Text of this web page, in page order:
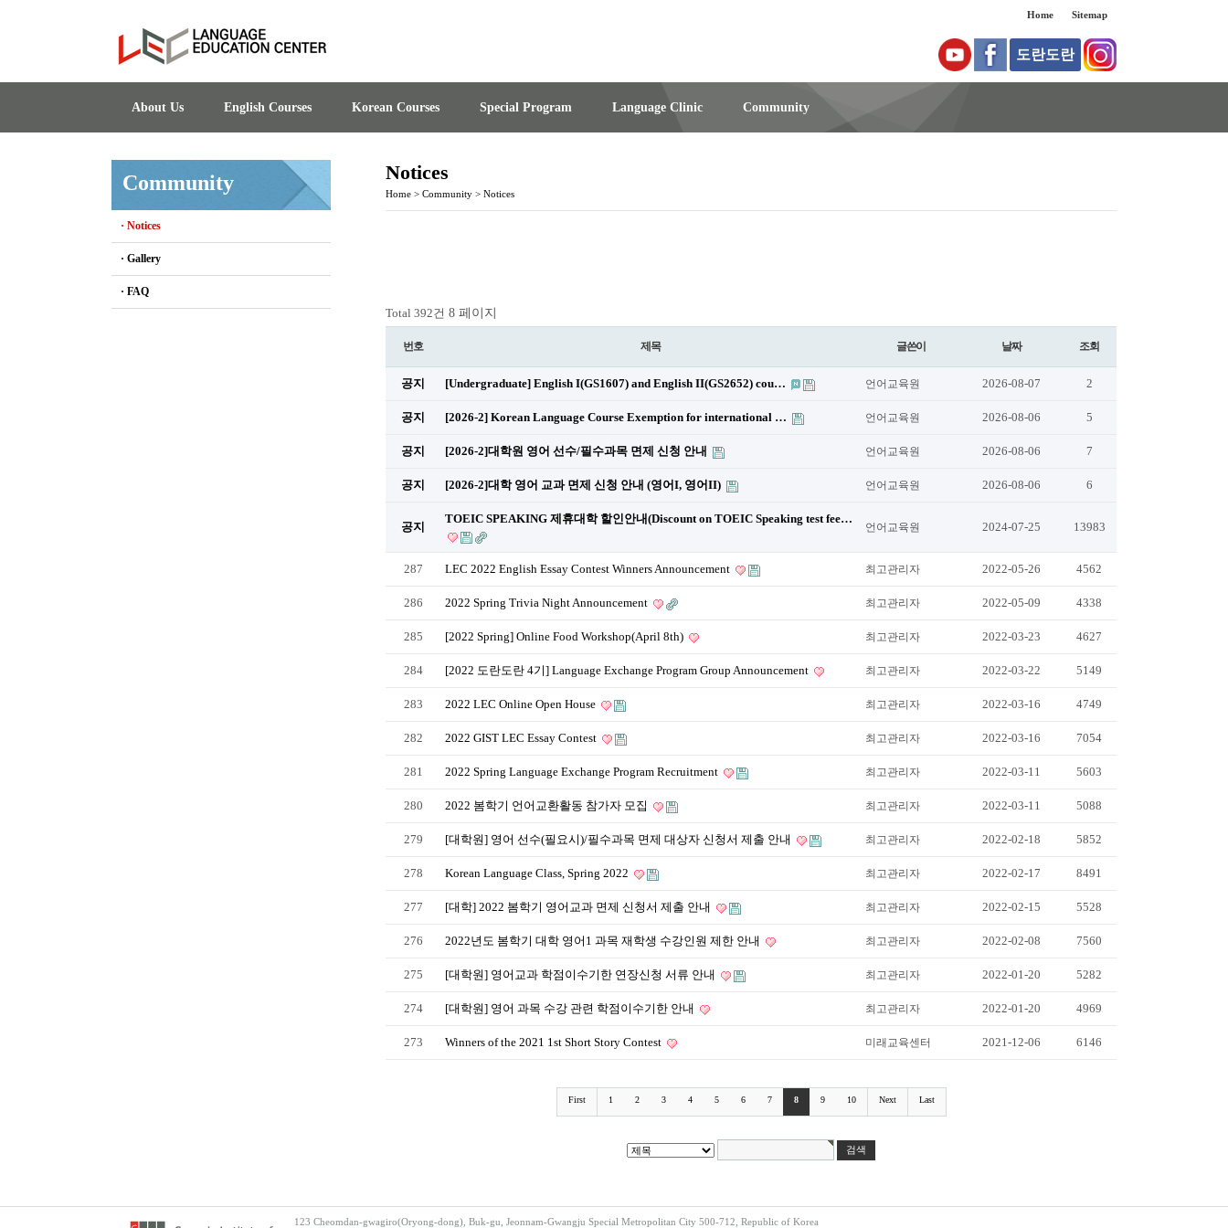
Home Sitemap
도란도란
About Us English Courses Korean Courses Special Program Language Clinic Community
Community
· Notices
· Gallery
· FAQ
Notices
Home > Community > Notices
Total 392건 8 페이지
번호 제목 글쓴이 날짜 조회
공지 [Undergraduate] English I(GS1607) and English II(GS2652) cou… 언어교육원 2026-08-07 2
공지 [2026-2] Korean Language Course Exemption for international … 언어교육원 2026-08-06 5
공지 [2026-2]대학원 영어 선수/필수과목 면제 신청 안내 언어교육원 2026-08-06 7
공지 [2026-2]대학 영어 교과 면제 신청 안내 (영어I, 영어II) 언어교육원 2026-08-06 6
공지
TOEIC SPEAKING 제휴대학 할인안내(Discount on TOEIC Speaking test fee…
언어교육원 2024-07-25 13983
287 LEC 2022 English Essay Contest Winners Announcement 최고관리자 2022-05-26 4562
286 2022 Spring Trivia Night Announcement 최고관리자 2022-05-09 4338
285 [2022 Spring] Online Food Workshop(April 8th) 최고관리자 2022-03-23 4627
284 [2022 도란도란 4기] Language Exchange Program Group Announcement 최고관리자 2022-03-22 5149
283 2022 LEC Online Open House 최고관리자 2022-03-16 4749
282 2022 GIST LEC Essay Contest 최고관리자 2022-03-16 7054
281 2022 Spring Language Exchange Program Recruitment 최고관리자 2022-03-11 5603
280 2022 봄학기 언어교환활동 참가자 모집 최고관리자 2022-03-11 5088
279 [대학원] 영어 선수(필요시)/필수과목 면제 대상자 신청서 제출 안내 최고관리자 2022-02-18 5852
278 Korean Language Class, Spring 2022 최고관리자 2022-02-17 8491
277 [대학] 2022 봄학기 영어교과 면제 신청서 제출 안내 최고관리자 2022-02-15 5528
276 2022년도 봄학기 대학 영어1 과목 재학생 수강인원 제한 안내 최고관리자 2022-02-08 7560
275 [대학원] 영어교과 학점이수기한 연장신청 서류 안내 최고관리자 2022-01-20 5282
274 [대학원] 영어 과목 수강 관련 학점이수기한 안내 최고관리자 2022-01-20 4969
273 Winners of the 2021 1st Short Story Contest 미래교육센터 2021-12-06 6146
First 1 2 3 4 5 6 7 8 9 10 Next Last
123 Cheomdan-gwagiro(Oryong-dong), Buk-gu, Jeonnam-Gwangju Special Metropolitan City 500-712, Republic of Korea